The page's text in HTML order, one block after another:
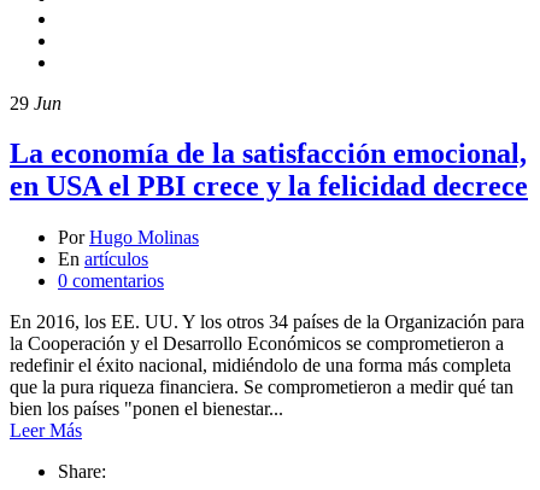
29 Jun
La economía de la satisfacción emocional,
en USA el PBI crece y la felicidad decrece
Por Hugo Molinas
En artículos
0 comentarios
En 2016, los EE. UU. Y los otros 34 países de la Organización para
la Cooperación y el Desarrollo Económicos se comprometieron a
redefinir el éxito nacional, midiéndolo de una forma más completa
que la pura riqueza financiera. Se comprometieron a medir qué tan
bien los países "ponen el bienestar...
Leer Más
Share: